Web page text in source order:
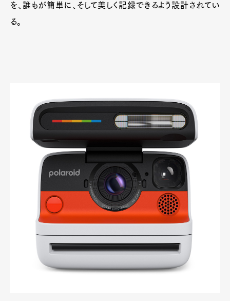
を、誰もが簡単に、そして美しく記録できるよう設計されてい
る。